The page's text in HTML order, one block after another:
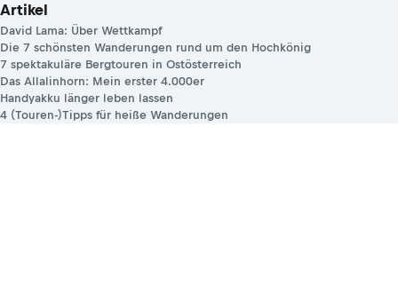
Artikel
David Lama: Über Wettkampf
Die 7 schönsten Wanderungen rund um den Hochkönig
7 spektakuläre Bergtouren in Ostösterreich
Das Allalinhorn: Mein erster 4.000er
Handyakku länger leben lassen
4 (Touren-)Tipps für heiße Wanderungen